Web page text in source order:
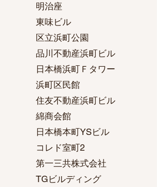
明治座
東味ビル
区立浜町公園
品川不動産浜町ビル
日本橋浜町Ｆタワー
浜町区民館
住友不動産浜町ビル
綿商会館
日本橋本町YSビル
コレド室町2
第一三共株式会社
TGビルディング